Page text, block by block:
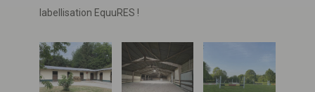
labellisation EquuRES !